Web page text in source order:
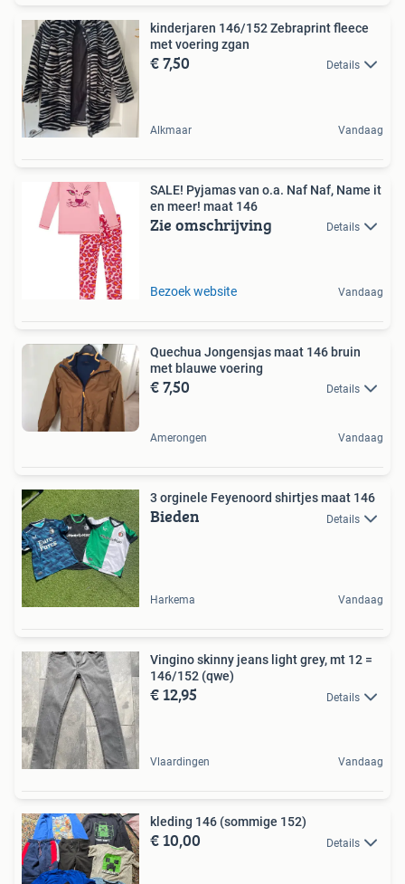
kinderjaren 146/152 Zebraprint fleece
met voering zgan
€ 7,50 Details
Alkmaar Vandaag
SALE! Pyjamas van o.a. Naf Naf, Name it
en meer! maat 146
Zie omschrijving Details
Bezoek website Vandaag
Quechua Jongensjas maat 146 bruin
met blauwe voering
€ 7,50 Details
Amerongen Vandaag
3 orginele Feyenoord shirtjes maat 146
Bieden Details
Harkema Vandaag
Vingino skinny jeans light grey, mt 12 =
146/152 (qwe)
€ 12,95 Details
Vlaardingen Vandaag
kleding 146 (sommige 152)
€ 10,00 Details